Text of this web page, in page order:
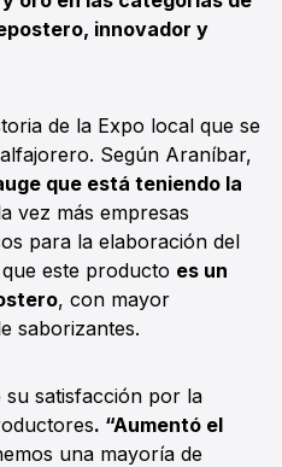
innovador y
de la Expo local que se
Según Araníbar,
que está teniendo la
vez más empresas
para la elaboración del
este producto es un
, con mayor
saborizantes.
satisfacción por la
. “Aumentó el
una mayoría de